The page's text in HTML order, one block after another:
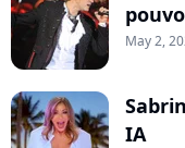
May 2,
IA